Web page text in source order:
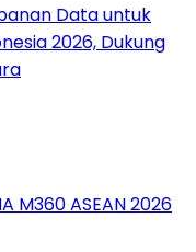
Data untuk
2026, Dukung
M360 ASEAN 2026